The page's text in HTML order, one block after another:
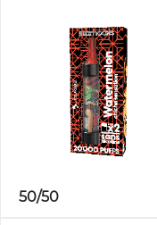
50/50